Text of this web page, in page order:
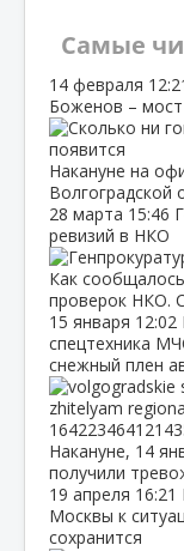
Самые
14 февраля
Боженов –
Накануне на
Волгоградской
28 марта 15:46
ревизий в НКО
Как
проверок НКО.
15 января 12:02
спецтехника
снежный плен
Накануне, 14
получили
19 апреля 16:21
Москвы к
сохранится